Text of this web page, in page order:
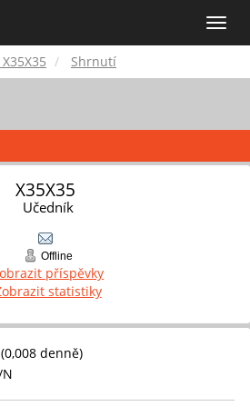
Toggle
Shrnutí
X35X35
Učedník
Offline
příspěvky
statistiky
denně)